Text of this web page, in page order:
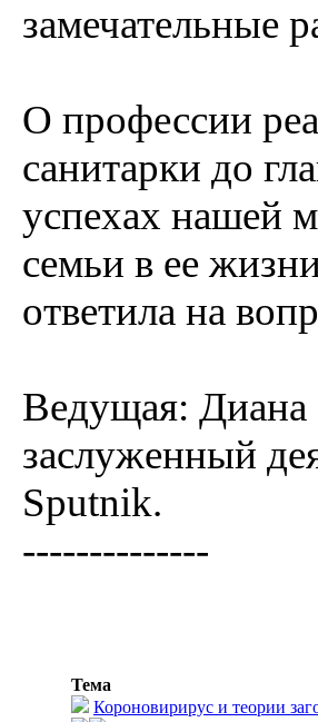
замечательные
О профессии
санитарки до
успехах нашей
семьи в ее
ответила на
Ведущая:
заслуженный
Sputnik.
--------------
Тема
Короновирирус и теории